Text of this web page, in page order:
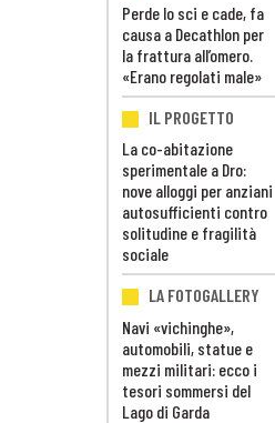
Perde lo sci e cade, fa
causa a Decathlon per
la frattura all’omero.
«Erano regolati male»
IL PROGETTO
La co-abitazione
sperimentale a Dro:
nove alloggi per anziani
autosufficienti contro
solitudine e fragilità
sociale
LA FOTOGALLERY
Navi «vichinghe»,
automobili, statue e
mezzi militari: ecco i
tesori sommersi del
Lago di Garda